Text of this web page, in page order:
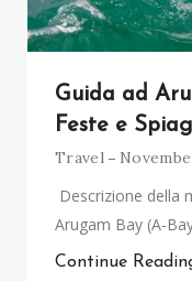
Guida ad
Feste e
Travel
Descrizione della
Arugam Bay (A-
Continue